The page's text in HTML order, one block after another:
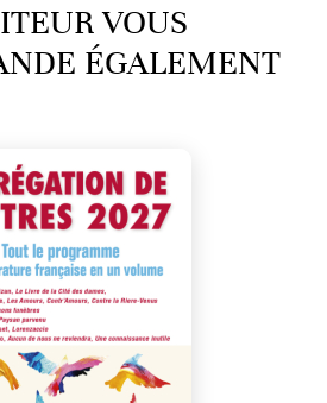
VOUS
ÉGALEMENT